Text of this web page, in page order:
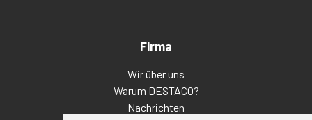
Firma
Wir über uns
Warum DESTACO?
Nachrichten